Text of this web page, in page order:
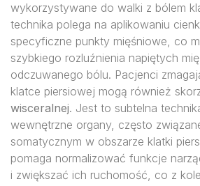
wykorzystywane do walki z bólem
technika polega na aplikowaniu
specyficzne punkty mięśniowe, co
szybkiego rozluźnienia napiętych
odczuwanego bólu. Pacjenci
klatce piersiowej mogą również
wisceralnej. Jest to subtelna
wewnętrzne organy, często
somatycznym w obszarze klatki
pomaga normalizować funkcje
i zwiększać ich ruchomość, co z